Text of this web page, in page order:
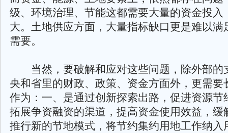
级、环境治理、节能这都需要大量的资金投入
大。土地供应方面，大量指标缺口更是难以满
需要。
当然，要破解和应对这些问题，除外部的
央和省里的财政、政策、资金方面外，更需要
作为：一、是通过创新探索出路，促进资源节
拓展争资融资的渠道，提高资金使用效益，缓
推行新的节地模式，将节约集约用地工作纳入